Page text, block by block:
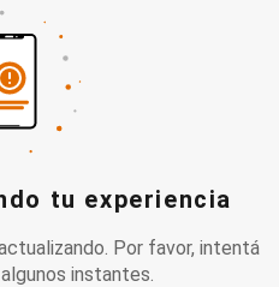
tu experiencia
Por favor, intentá
instantes.